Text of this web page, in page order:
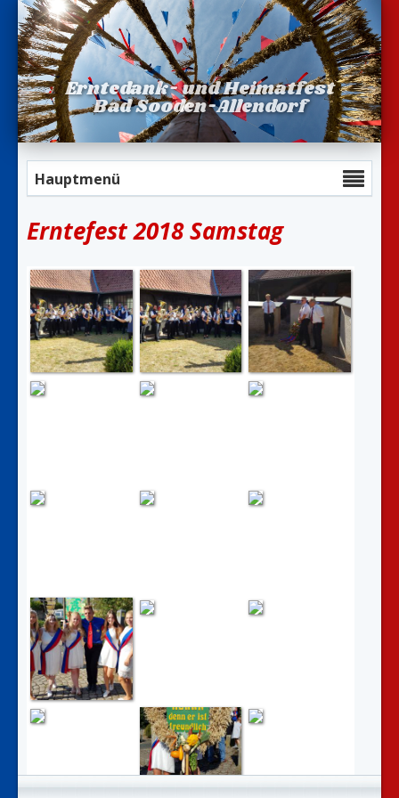
Erntedank- und Heimatfest
Bad Sooden-Allendorf
Hauptmenü
Erntefest 2018 Samstag